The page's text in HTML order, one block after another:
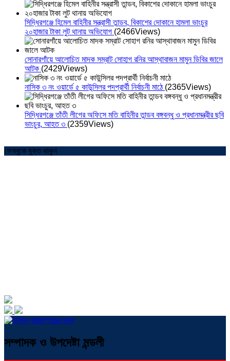
সিদ্ধিরগঞ্জে হিমেল বাহিনীর সন্ত্রাসী তান্ডব, বিকাশের দোকানে হামলা ভাংচুর
২০হাজার টাকা লুট থানায় অভিযোগ (2466Views)
সোনারগাঁয়ে আলোচিত মাদক সম্রাট সোহাগ রনির আস্থাবাজন মামুন ডিবির জালে
আটক (2429Views)
নাসিক ৩ নং ওয়ার্ডে ৫ কাউন্সিলর পদপ্রার্থী নির্বাচনী মাঠে (2365Views)
সিদ্ধিরগঞ্জে তাঁতী লীগের অফিসে মতি বাহিনীর তান্ডব বঙ্গবন্ধু ও প্রধানমন্ত্রীর ছবি
ভাংচুর, আহত ৩ (2359Views)
ফেসবুকে যুক্ত থাকুন
সম্পাদক ও উপদেষ্টা মন্ডলী